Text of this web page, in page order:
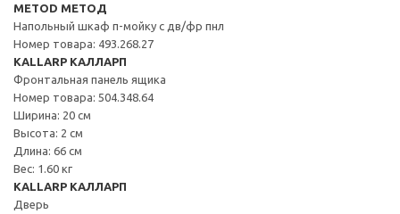
METOD МЕТОД
Напольный шкаф п-мойку с дв/фр пнл
Номер товара: 493.268.27
KALLARP КАЛЛАРП
Фронтальная панель ящика
Номер товара: 504.348.64
Ширина: 20 см
Высота: 2 см
Длина: 66 см
Вес: 1.60 кг
KALLARP КАЛЛАРП
Дверь